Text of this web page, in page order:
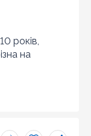
років,
на